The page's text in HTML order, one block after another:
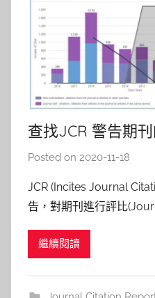
查找JCR 警告期
自引和引文堆疊
Posted on 2020-11-18
c
a
JCR (Incites Journal
告，對期刊進行評比
重要工具。而為了公正，
繼續閱讀